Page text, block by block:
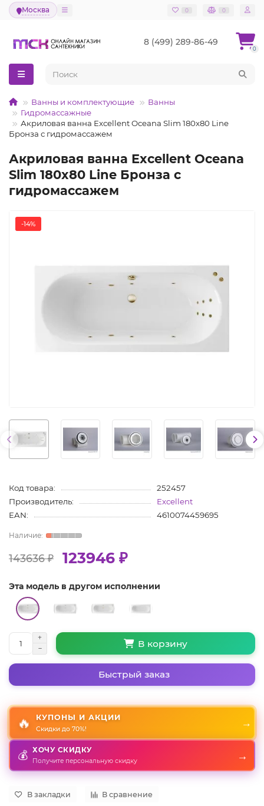
Москва 0 0
8 (499) 289-86-49
0
Ванны и комплектующие
Ванны
Гидромассажные
Акриловая ванна Excellent Oceana Slim 180x80 Line
Бронза с гидромассажем
Акриловая ванна Excellent Oceana
Slim 180x80 Line Бронза с
гидромассажем
-14%
Код товара:
252457
Производитель:
Excellent
EAN:
4610074459695
143636 ₽ 123946 ₽
Эта модель в другом исполнении
В корзину
Быстрый заказ
🔥 КУПОНЫ И АКЦИИ
Скидки до 70%!
→
💰 ХОЧУ СКИДКУ
Получите персональную скидку →
В закладки В сравнение